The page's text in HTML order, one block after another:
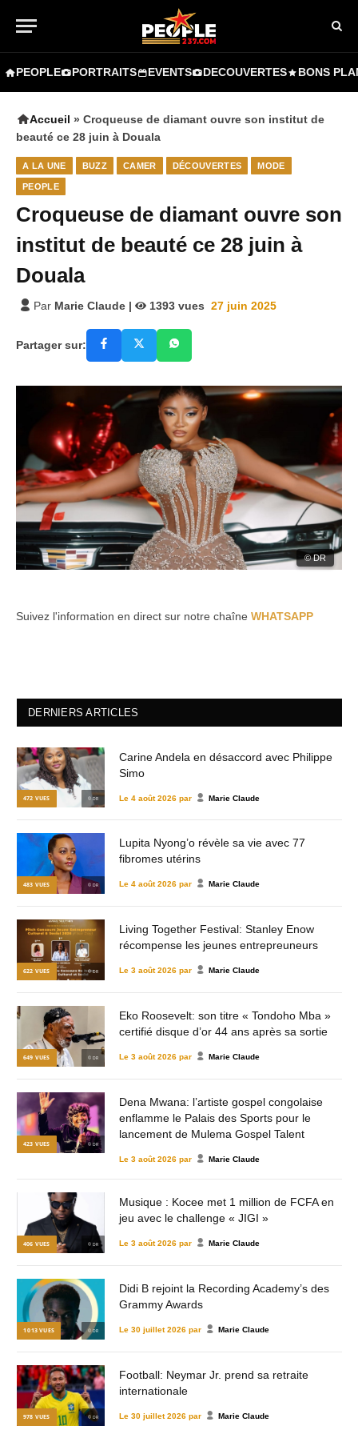
PEOPLE PORTRAITS EVENTS DECOUVERTES BONS
Accueil » Croqueuse de diamant ouvre son institut de
beauté ce 28 juin à Douala
A LA UNE BUZZ CAMER DÉCOUVERTES MODE
PEOPLE
Croqueuse de diamant ouvre son
institut de beauté ce 28 juin à
Douala
Par Marie Claude | 1393 vues 27 juin 2025
Partager sur:
© DR
Suivez l'information en direct sur notre chaîne WHATSAPP
DERNIERS ARTICLES
472 VUES © DR
Carine Andela en désaccord avec Philippe
Simo
Le 4 août 2026 par Marie Claude
483 VUES © DR
Lupita Nyong’o révèle sa vie avec 77
fibromes utérins
Le 4 août 2026 par Marie Claude
622 VUES © DR
Living Together Festival: Stanley Enow
récompense les jeunes entrepreuneurs
Le 3 août 2026 par Marie Claude
649 VUES © DR
Eko Roosevelt: son titre « Tondoho Mba »
certifié disque d’or 44 ans après sa sortie
Le 3 août 2026 par Marie Claude
423 VUES © DR
Dena Mwana: l’artiste gospel congolaise
enflamme le Palais des Sports pour le
lancement de Mulema Gospel Talent
Le 3 août 2026 par Marie Claude
406 VUES © DR
Musique : Kocee met 1 million de FCFA en
jeu avec le challenge « JIGI »
Le 3 août 2026 par Marie Claude
1 013 VUES © DR
Didi B rejoint la Recording Academy’s des
Grammy Awards
Le 30 juillet 2026 par Marie Claude
978 VUES © DR
Football: Neymar Jr. prend sa retraite
internationale
Le 30 juillet 2026 par Marie Claude